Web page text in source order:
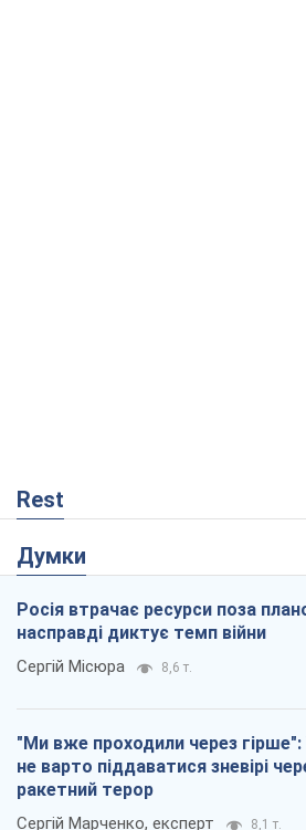
Rest
Думки
Росія втрачає ресурси поза
насправді диктує темп війни
Сергій Місюра 8,6 т.
"Ми вже проходили через гірше":
не варто піддаватися зневірі
ракетний терор
Сергій Марченко, експерт 8,1 т.